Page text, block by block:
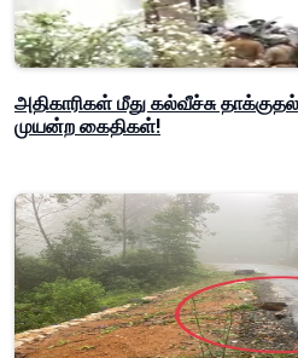
அதிகாரிகள் மீது கல்வீச்சு
முயன்ற கைதிகள்!